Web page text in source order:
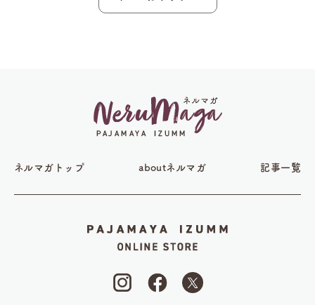
ネルマガトップ aboutネルマガ 記事一覧